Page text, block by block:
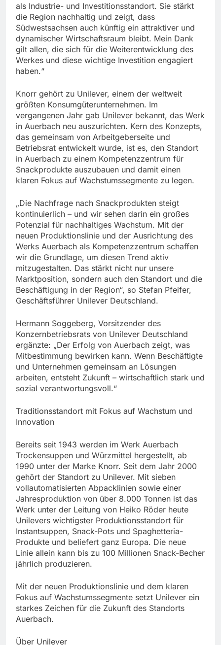
als Industrie- und Investitionsstandort. Sie stärkt
die Region nachhaltig und zeigt, dass
Südwestsachsen auch künftig ein attraktiver und
dynamischer Wirtschaftsraum bleibt. Mein Dank
gilt allen, die sich für die Weiterentwicklung des
Werkes und diese wichtige Investition engagiert
haben.“
Knorr gehört zu Unilever, einem der weltweit
größten Konsumgüterunternehmen. Im
vergangenen Jahr gab Unilever bekannt, das Werk
in Auerbach neu auszurichten. Kern des Konzepts,
das gemeinsam von Arbeitgeberseite und
Betriebsrat entwickelt wurde, ist es, den Standort
in Auerbach zu einem Kompetenzzentrum für
Snackprodukte auszubauen und damit einen
klaren Fokus auf Wachstumssegmente zu legen.
„Die Nachfrage nach Snackprodukten steigt
kontinuierlich – und wir sehen darin ein großes
Potenzial für nachhaltiges Wachstum. Mit der
neuen Produktionslinie und der Ausrichtung des
Werks Auerbach als Kompetenzzentrum schaffen
wir die Grundlage, um diesen Trend aktiv
mitzugestalten. Das stärkt nicht nur unsere
Marktposition, sondern auch den Standort und die
Beschäftigung in der Region“, so Stefan Pfeifer,
Geschäftsführer Unilever Deutschland.
Hermann Soggeberg, Vorsitzender des
Konzernbetriebsrats von Unilever Deutschland
ergänzte: „Der Erfolg von Auerbach zeigt, was
Mitbestimmung bewirken kann. Wenn Beschäftigte
und Unternehmen gemeinsam an Lösungen
arbeiten, entsteht Zukunft – wirtschaftlich stark und
sozial verantwortungsvoll.“
Traditionsstandort mit Fokus auf Wachstum und
Innovation
Bereits seit 1943 werden im Werk Auerbach
Trockensuppen und Würzmittel hergestellt, ab
1990 unter der Marke Knorr. Seit dem Jahr 2000
gehört der Standort zu Unilever. Mit sieben
vollautomatisierten Abpacklinien sowie einer
Jahresproduktion von über 8.000 Tonnen ist das
Werk unter der Leitung von Heiko Röder heute
Unilevers wichtigster Produktionsstandort für
Instantsuppen, Snack-Pots und Spaghetteria-
Produkte und beliefert ganz Europa. Die neue
Linie allein kann bis zu 100 Millionen Snack-Becher
jährlich produzieren.
Mit der neuen Produktionslinie und dem klaren
Fokus auf Wachstumssegmente setzt Unilever ein
starkes Zeichen für die Zukunft des Standorts
Auerbach.
Über Unilever